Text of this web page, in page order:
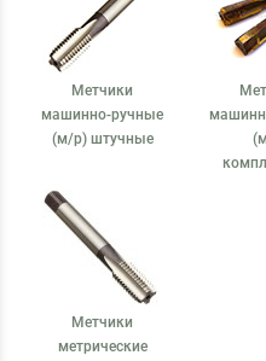
Метчики
машинно-ручные
(м/р) штучные
Метчики
метрические